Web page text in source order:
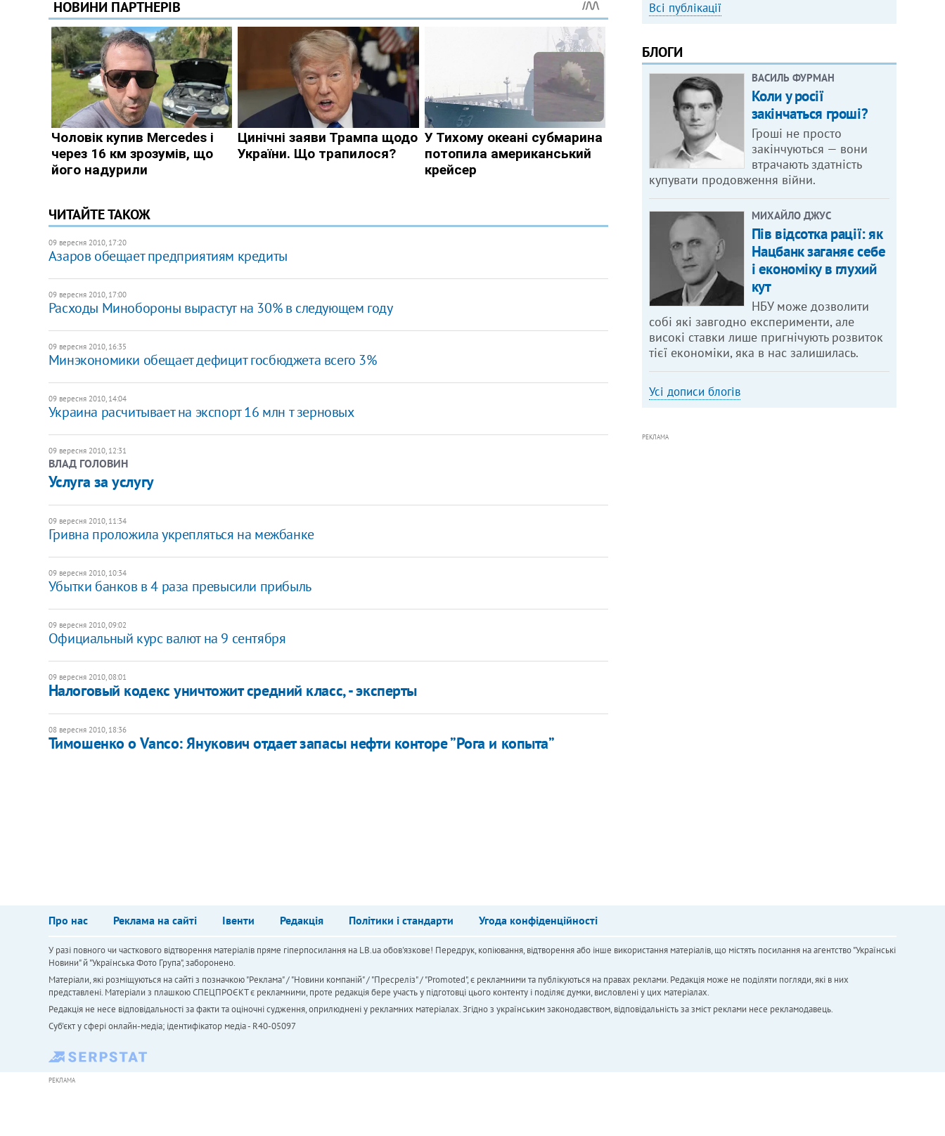
ЧИТАЙТЕ ТАКОЖ
09 вересня 2010, 17:20
Азаров обещает предприятиям кредиты
09 вересня 2010, 17:00
Расходы Минобороны вырастут на 30% в следующем году
09 вересня 2010, 16:35
Минэкономики обещает дефицит госбюджета всего 3%
09 вересня 2010, 14:04
Украина расчитывает на экспорт 16 млн т зерновых
09 вересня 2010, 12:31
ВЛАД ГОЛОВИН
​Услуга за услугу
09 вересня 2010, 11:34
Гривна проложила укрепляться на межбанке
09 вересня 2010, 10:34
Убытки банков в 4 раза превысили прибыль
09 вересня 2010, 09:02
Официальный курс валют на 9 сентября
09 вересня 2010, 08:01
Налоговый кодекс уничтожит средний класс, - эксперты
08 вересня 2010, 18:36
Тимошенко о Vanco: Янукович отдает запасы нефти конторе ”Рога и копыта”
Всі публікації
БЛОГИ
ВАСИЛЬ ФУРМАН
Коли у росії
закінчаться гроші?
Гроші не просто
закінчуються — вони
втрачають здатність
купувати продовження війни.
МИХАЙЛО ДЖУС
Пів відсотка рації: як
Нацбанк заганяє себе
і економіку в глухий
кут
НБУ може дозволити
собі які завгодно експерименти, але
високі ставки лише пригнічують розвиток
тієї економіки, яка в нас залишилась.
Усі дописи блогів
РЕКЛАМА
Про нас Реклама на сайті Івенти Редакція Політики і стандарти Угода конфіденційності
У разі повного чи часткового відтворення матеріалів пряме гіперпосилання на LB.ua обов'язкове! Передрук, копіювання, відтворення або інше використання матеріалів, що містять посилання на агентство "Українськi
Новини" й "Українська Фото Група", заборонено.
Матеріали, які розміщуються на сайті з позначкою "Реклама" / "Новини компаній" / "Пресреліз" / "Promoted", є рекламними та публікуються на правах реклами. Редакція може не поділяти погляди, які в них
представлені. Матеріали з плашкою СПЕЦПРОЄКТ є рекламними, проте редакція бере участь у підготовці цього контенту і поділяє думки, висловлені у цих матеріалах.
Редакція не несе відповідальності за факти та оціночні судження, оприлюднені у рекламних матеріалах. Згідно з українським законодавством, відповідальність за зміст реклами несе рекламодавець.
Cуб'єкт у сфері онлайн-медіа; ідентифікатор медіа - R40-05097
РЕКЛАМА